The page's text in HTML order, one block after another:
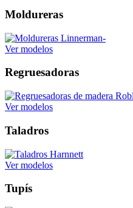
Moldureras
Ver modelos
Regruesadoras
Ver modelos
Taladros
Ver modelos
Tupís